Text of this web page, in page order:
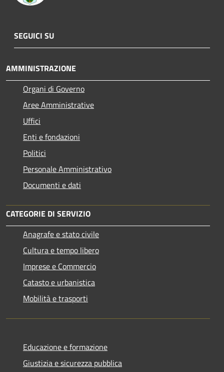
SEGUICI SU
AMMINISTRAZIONE
Organi di Governo
Aree Amministrative
Uffici
Enti e fondazioni
Politici
Personale Amministrativo
Documenti e dati
CATEGORIE DI SERVIZIO
Anagrafe e stato civile
Cultura e tempo libero
Imprese e Commercio
Catasto e urbanistica
Mobilità e trasporti
Educazione e formazione
Giustizia e sicurezza pubblica